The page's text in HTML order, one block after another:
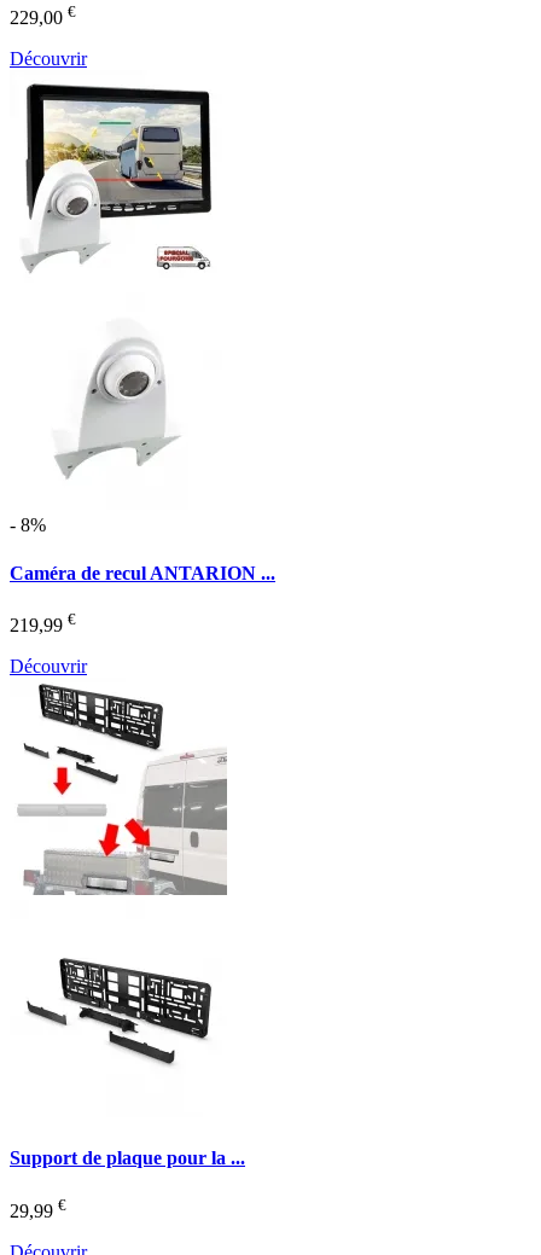
229,00 €
Découvrir
- 8%
Caméra de recul ANTARION ...
219,99 €
Découvrir
Support de plaque pour la ...
29,99 €